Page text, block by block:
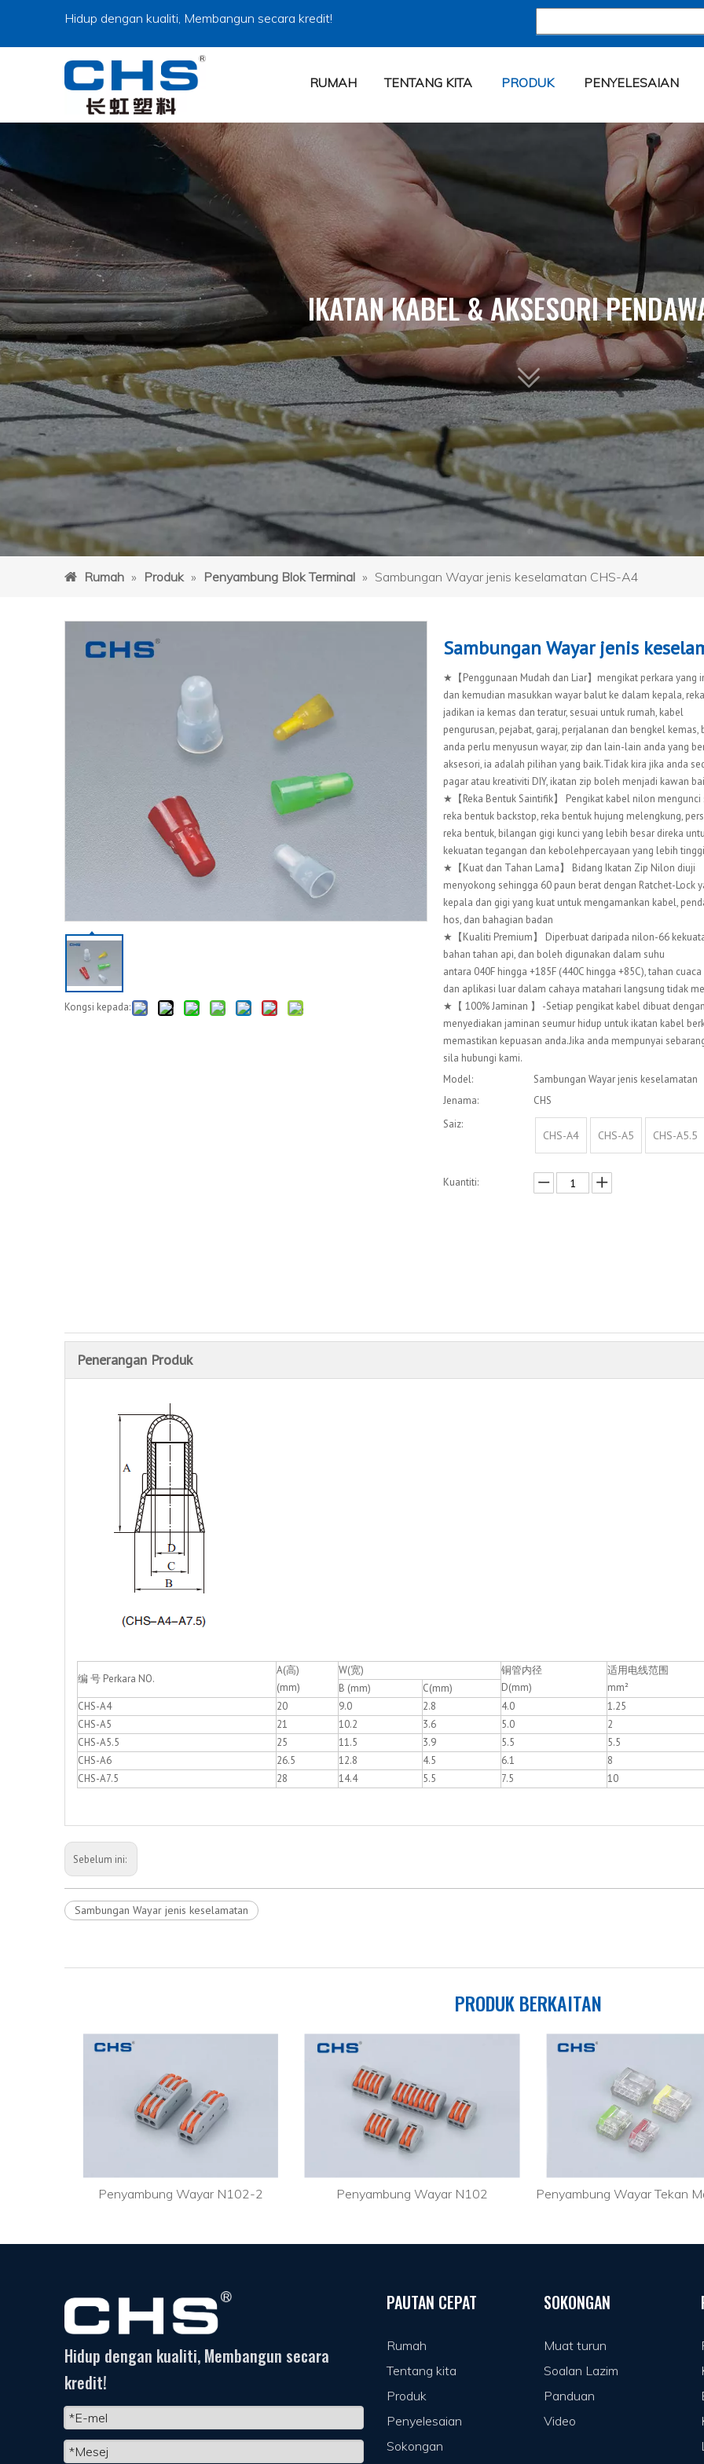
Hidup dengan kualiti, Membangun secara kredit!
RUMAH TENTANG KITA PRODUK PENYELESAIAN
IKATAN KABEL & AKSESORI
Rumah » Produk » Penyambung Blok Terminal » Sambungan Wayar jenis keselamatan CHS-A4
Kongsi kepada:
Sambungan Wayar jenis
★【Penggunaan Mudah dan Liar】mengikat perkara yang
dan kemudian masukkan wayar balut ke dalam kepala,
jadikan ia kemas dan teratur, sesuai untuk rumah, kabel
pengurusan, pejabat, garaj, perjalanan dan bengkel
anda perlu menyusun wayar, zip dan lain-lain anda yang
aksesori, ia adalah pilihan yang baik.Tidak kira jika anda
pagar atau kreativiti DIY, ikatan zip boleh menjadi kawan
★【Reka Bentuk Saintifik】 Pengikat kabel nilon mengunci
reka bentuk backstop, reka bentuk hujung melengkung,
reka bentuk, bilangan gigi kunci yang lebih besar direka
kekuatan tegangan dan kebolehpercayaan yang lebih
★【Kuat dan Tahan Lama】 Bidang Ikatan Zip Nilon diuji
menyokong sehingga 60 paun berat dengan Ratchet-Lock
kepala dan gigi yang kuat untuk mengamankan kabel,
hos, dan bahagian badan
★【Kualiti Premium】 Diperbuat daripada nilon-66
bahan tahan api, dan boleh digunakan dalam suhu
antara 040F hingga +185F (440C hingga +85C), tahan cuaca
dan aplikasi luar dalam cahaya matahari langsung tidak
★【 100% Jaminan 】 -Setiap pengikat kabel dibuat
menyediakan jaminan seumur hidup untuk ikatan kabel
memastikan kepuasan anda.Jika anda mempunyai
sila hubungi kami.
Model:
Sambungan Wayar jenis keselamatan
Jenama:
CHS
Saiz:
CHS-A4 CHS-A5 CHS-A5.5
Kuantiti:
Penerangan Produk
编 号 Perkara NO.
A(高)
(mm)
W(宽)
铜管内径
D(mm)
适用电线范围
mm²
B (mm)
C(mm)
CHS-A4
20 9.0 2.8 4.0 1.25
CHS-A5
21 10.2 3.6 5.0 2
CHS-A5.5
25 11.5 3.9 5.5 5.5
CHS-A6
26.5 12.8 4.5 6.1 8
CHS-A7.5
28 14.4 5.5 7.5 10
Sebelum ini:
Sambungan Wayar jenis keselamatan
PRODUK BERKAITAN
Penyambung Wayar N102-2 Penyambung Wayar N102
Hidup dengan kualiti, Membangun secara
kredit!
PAUTAN CEPAT
Rumah
Tentang kita
Produk
Penyelesaian
Sokongan
SOKONGAN
Muat turun
Soalan Lazim
Panduan
Video